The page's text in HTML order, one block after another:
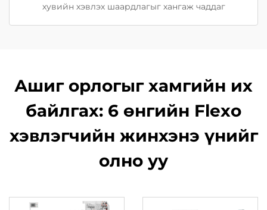
хувийн хэвлэх шаардлагыг хангаж чаддаг
Ашиг орлогыг хамгийн их
байлгах: 6 өнгийн Flexo
хэвлэгчийн жинхэнэ үнийг
олно уу